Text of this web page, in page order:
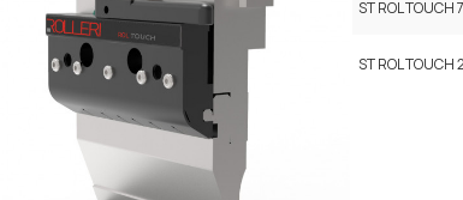
ST ROL TOUCH
ST ROL TOUCH